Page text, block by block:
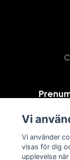
Vi
Vi använder
visas för dig
upplevelse